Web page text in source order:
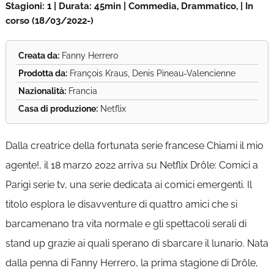
Stagioni: 1 | Durata: 45min | Commedia, Drammatico, | In
corso (18/03/2022-)
Creata da:Fanny Herrero
Prodotta da:François Kraus, Denis Pineau-Valencienne
Nazionalità:Francia
Casa di produzione:Netflix
Dalla creatrice della fortunata serie francese Chiami il mio
agente!, il 18 marzo 2022 arriva su Netflix Drôle: Comici a
Parigi serie tv, una serie dedicata ai comici emergenti. Il
titolo esplora le disavventure di quattro amici che si
barcamenano tra vita normale e gli spettacoli serali di
stand up grazie ai quali sperano di sbarcare il lunario. Nata
dalla penna di Fanny Herrero, la prima stagione di Drôle,